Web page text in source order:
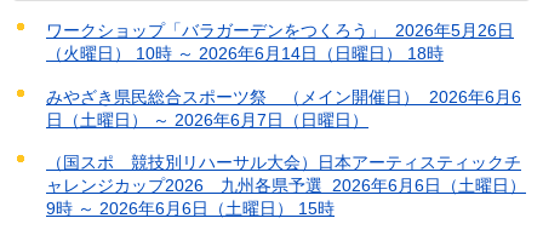
ワークショップ「バラガーデンをつくろう」 2026年5月26日
（火曜日） 10時 ～ 2026年6月14日（日曜日） 18時
みやざき県民総合スポーツ祭 （メイン開催日） 2026年6月6
日（土曜日） ～ 2026年6月7日（日曜日）
（国スポ 競技別リハーサル大会）日本アーティスティックチ
ャレンジカップ2026 九州各県予選 2026年6月6日（土曜日）
9時 ～ 2026年6月6日（土曜日） 15時